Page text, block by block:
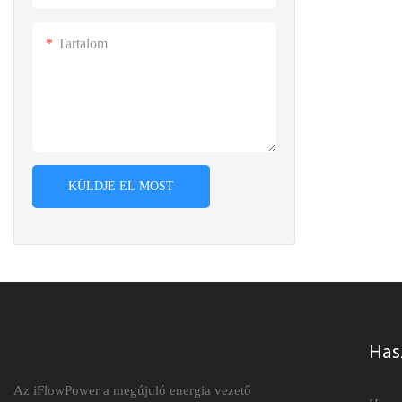
Tartalom
KÜLDJE EL MOST
Az iFlowPower a megújuló energia vezető